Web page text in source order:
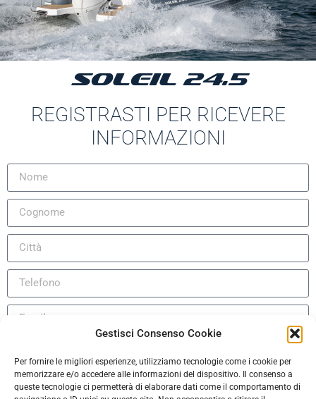
Gestisci Consenso Cookie
Per fornire le migliori esperienze, utilizziamo tecnologie come i cookie per
memorizzare e/o accedere alle informazioni del dispositivo. Il consenso a
queste tecnologie ci permetterà di elaborare dati come il comportamento di
SOLEIL 24.5
REGISTRASTI PER RICEVERE
INFORMAZIONI
PROVA A MARE
Slovenščina
Português (AO90)